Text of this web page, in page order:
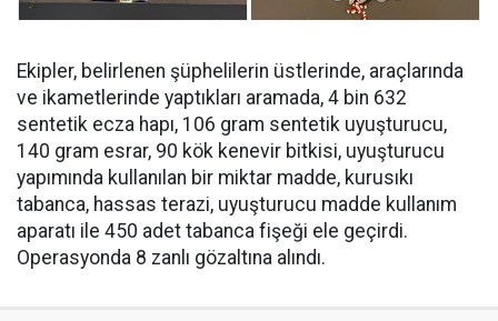
Ekipler, belirlenen şüphelilerin üstlerinde, araçlarında
ve ikametlerinde yaptıkları aramada, ⁠4 bin 632
sentetik ecza hapı, 106 gram sentetik uyuşturucu,
140 gram esrar, 90 kök kenevir bitkisi, uyuşturucu
yapımında kullanılan bir miktar madde, kurusıkı
tabanca, hassas terazi, uyuşturucu madde kullanım
aparatı ile 450 adet tabanca fişeği ele geçirdi.
Operasyonda 8 zanlı gözaltına alındı.